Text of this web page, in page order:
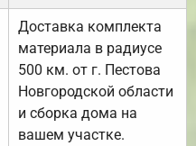
Доставка комплекта
материала в радиусе
500 км. от г. Пестова
Новгородской области
и сборка дома на
вашем участке.